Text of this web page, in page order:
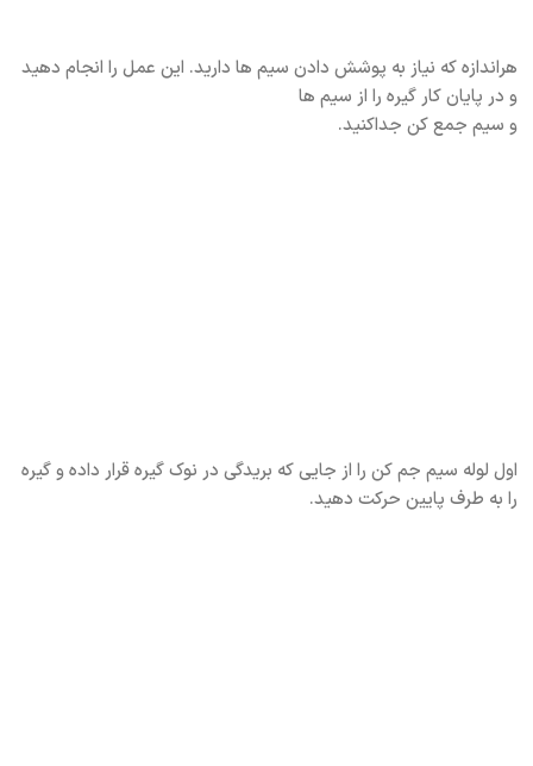
هراندازه که نیاز به پوشش دادن سیم ها دارید. این عمل را انجام دهید
و در پایان کار گیره را از سیم ها
و سیم جمع کن جداکنید.
اول لوله سیم جم کن را از جایی که بریدگی در نوک گیره قرار داده و گیره
را به طرف پایین حرکت دهید.